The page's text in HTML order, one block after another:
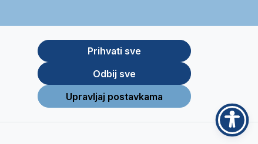
Store
Prihvati sve
Odbij sve
Upravljaj postavkama